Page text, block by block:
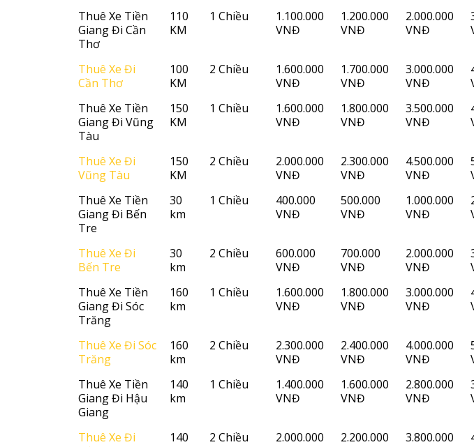
Thuê Xe Tiền
Giang Đi Cần
Thơ
110
KM
1 Chiều
1.100.000
VNĐ
1.200.000
VNĐ
2.000.000
VNĐ
Thuê Xe Đi
Cần Thơ
100
KM
2 Chiều
1.600.000
VNĐ
1.700.000
VNĐ
3.000.000
VNĐ
Thuê Xe Tiền
Giang Đi Vũng
Tàu
150
KM
1 Chiều
1.600.000
VNĐ
1.800.000
VNĐ
3.500.000
VNĐ
Thuê Xe Đi
Vũng Tàu
150
KM
2 Chiều
2.000.000
VNĐ
2.300.000
VNĐ
4.500.000
VNĐ
Thuê Xe Tiền
Giang Đi Bến
Tre
30
km
1 Chiều
400.000
VNĐ
500.000
VNĐ
1.000.000
VNĐ
Thuê Xe Đi
Bến Tre
30
km
2 Chiều
600.000
VNĐ
700.000
VNĐ
2.000.000
VNĐ
Thuê Xe Tiền
Giang Đi Sóc
Trăng
160
km
1 Chiều
1.600.000
VNĐ
1.800.000
VNĐ
3.000.000
VNĐ
Thuê Xe Đi Sóc
Trăng
160
km
2 Chiều
2.300.000
VNĐ
2.400.000
VNĐ
4.000.000
VNĐ
Thuê Xe Tiền
Giang Đi Hậu
Giang
140
km
1 Chiều
1.400.000
VNĐ
1.600.000
VNĐ
2.800.000
VNĐ
Thuê Xe Đi
140
2 Chiều
2.000.000
2.200.000
3.800.000